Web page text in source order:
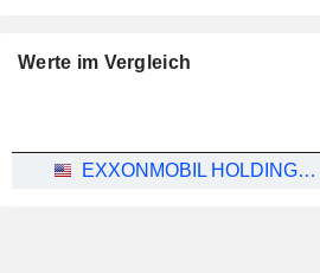
Werte im Vergleich
EXXONMOBIL HOLDINGS CORPORATION